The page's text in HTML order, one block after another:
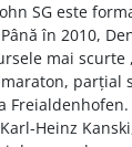
SG este
în 2010,
mai scurte
parțial
Heinz